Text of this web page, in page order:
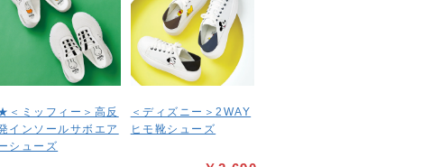
＜ミッフィー＞高反
インソールサボエア
シューズ
＜ディズニー＞2WAY
ヒモ靴シューズ